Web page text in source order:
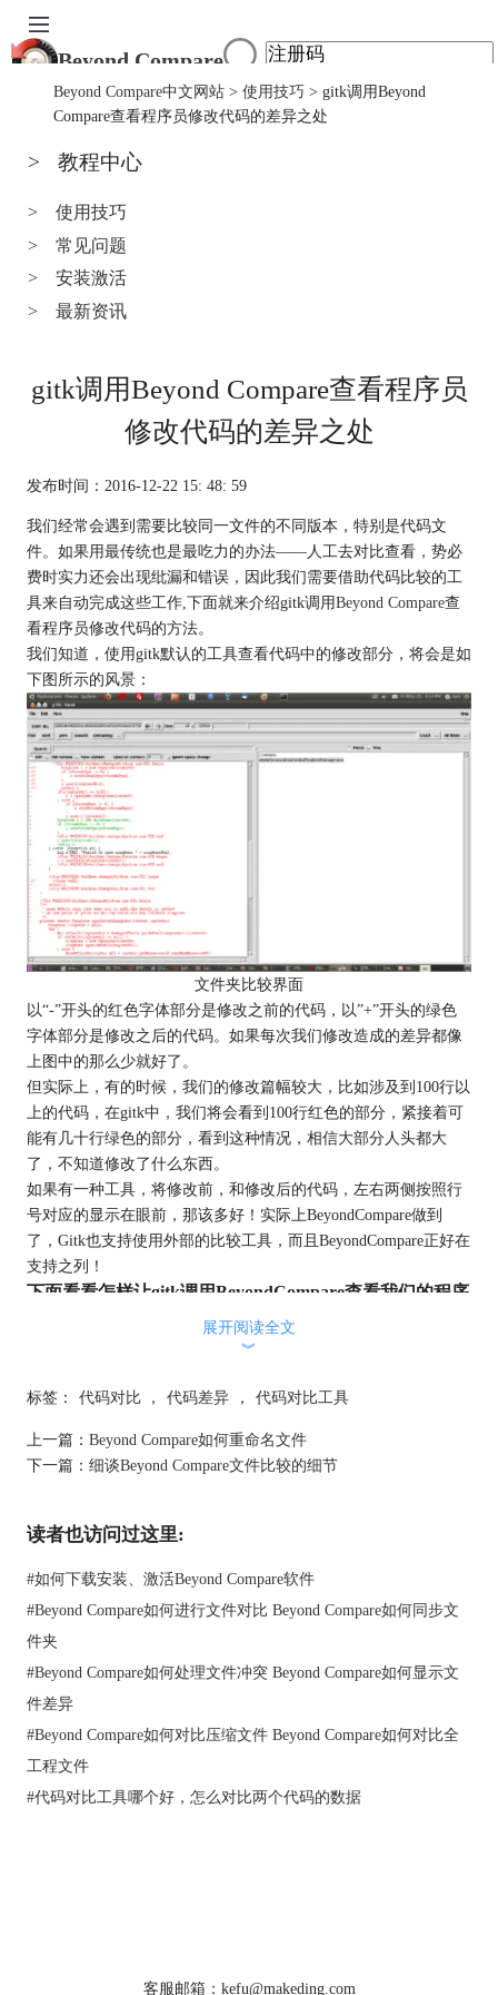
Beyond Compare
首页
服务中心
Beyond Compare中文网站> 使用技巧 > gitk调用Beyond
Compare查看程序员修改代码的差异之处
> 教程中心
>
使用技巧
>
常见问题
>
安装激活
>
最新资讯
gitk调用Beyond Compare查看程序员
修改代码的差异之处
发布时间：2016-12-22 15: 48: 59
我们经常会遇到需要比较同一文件的不同版本，特别是代码文
件。如果用最传统也是最吃力的办法——人工去对比查看，势必
费时实力还会出现纰漏和错误，因此我们需要借助代码比较的工
具来自动完成这些工作,下面就来介绍gitk调用Beyond Compare查
看程序员修改代码的方法。
我们知道，使用gitk默认的工具查看代码中的修改部分，将会是如
下图所示的风景：
文件夹比较界面
以“-”开头的红色字体部分是修改之前的代码，以”+”开头的绿色
字体部分是修改之后的代码。如果每次我们修改造成的差异都像
上图中的那么少就好了。
但实际上，有的时候，我们的修改篇幅较大，比如涉及到100行以
上的代码，在gitk中，我们将会看到100行红色的部分，紧接着可
能有几十行绿色的部分，看到这种情况，相信大部分人头都大
了，不知道修改了什么东西。
如果有一种工具，将修改前，和修改后的代码，左右两侧按照行
号对应的显示在眼前，那该多好！实际上BeyondCompare做到
了，Gitk也支持使用外部的比较工具，而且BeyondCompare正好在
支持之列！
下面看看怎样让gitk调用BeyondCompare查看我们的程序
员修改的代码的差异之处：
1.在gitk主界面 Edit --- Preferences菜单，配置BeyondCompare的安
文件夹比较界面
2.上图的两个步骤后，在要查看的代码文件列表上点鼠标右键，
会有一个 “External diff”的菜单弹出，点击它，将会出现
BeyondCompare的界面：
展开阅读全文
︾
标签： 代码对比 ， 代码差异 ， 代码对比工具
上一篇： Beyond Compare如何重命名文件
下一篇： 细谈Beyond Compare文件比较的细节
读者也访问过这里:
#如何下载安装、激活Beyond Compare软件
#Beyond Compare如何进行文件对比 Beyond Compare如何同步文
件夹
#Beyond Compare如何处理文件冲突 Beyond Compare如何显示文
件差异
#Beyond Compare如何对比压缩文件 Beyond Compare如何对比全
工程文件
#代码对比工具哪个好，怎么对比两个代码的数据
客服邮箱：kefu@makeding.com